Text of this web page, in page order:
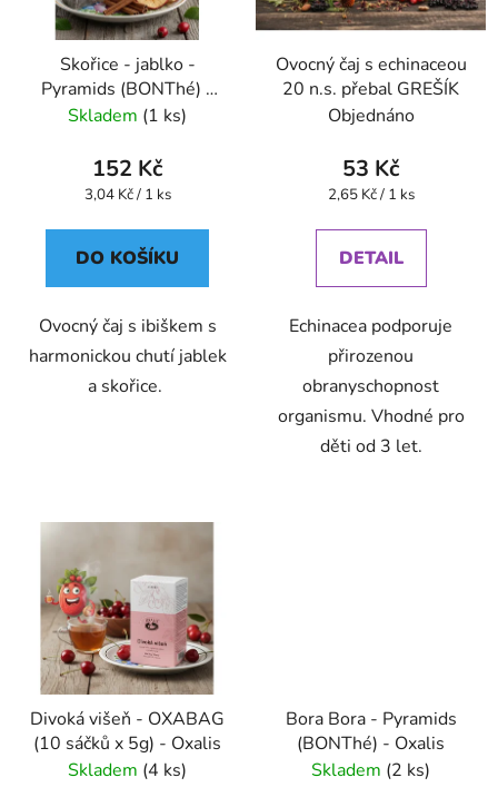
Skořice - jablko -
Pyramids (BONThé) -
Oxalis
Skladem (1 ks)
152 Kč
Měrná
3,04 Kč / 1 ks
DO KOŠÍKU
Ovocný čaj s ibiškem s
harmonickou chutí jablek
a skořice.
Ovocný čaj s echinaceou
20 n.s. přebal GREŠÍK
Objednáno
53 Kč
Měrná
2,65 Kč / 1 ks
DETAIL
Echinacea podporuje
přirozenou
obranyschopnost
organismu. Vhodné pro
děti od 3 let.
Divoká višeň - OXABAG
(10 sáčků x 5g) - Oxalis
Skladem (4 ks)
Bora Bora - Pyramids
(BONThé) - Oxalis
Skladem (2 ks)